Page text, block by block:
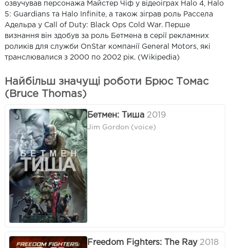
озвучував персонажа Майстер Чіф у відеоіграх Halo 4, Halo
5: Guardians та Halo Infinite, а також зіграв роль Рассела
Адельра у Call of Duty: Black Ops Cold War. Перше
визнання він здобув за роль Бетмена в серії рекламних
роликів для служби OnStar компанії General Motors, які
транслювалися з 2000 по 2002 рік. (Wikipedia)
Найбільш значущі роботи Брюс Томас
(Bruce Thomas)
Бетмен: Тиша 2019
Jim Gordon (voice)
Freedom Fighters: The Ray 2018